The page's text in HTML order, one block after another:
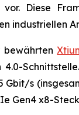
vor. Diese
industriellen
bewährten
4.0-
Gbit/s
Gen4 x8-